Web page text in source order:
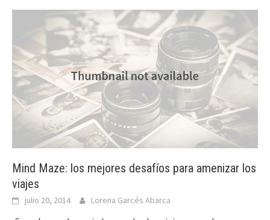
Mind Maze: los mejores desafíos para amenizar los
viajes
julio 20, 2014 Lorena Garcés Abarca